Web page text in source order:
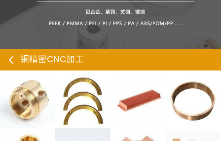
铜精密CNC加工